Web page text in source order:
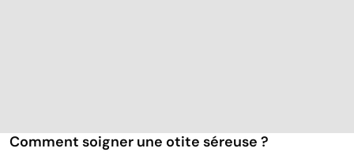
Comment soigner une otite séreuse ?